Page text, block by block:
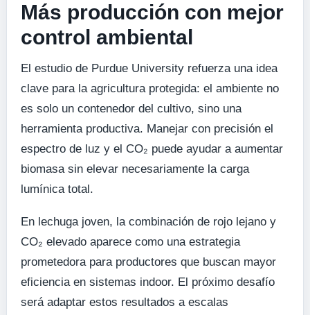
Más producción con mejor
control ambiental
El estudio de Purdue University refuerza una idea
clave para la agricultura protegida: el ambiente no
es solo un contenedor del cultivo, sino una
herramienta productiva. Manejar con precisión el
espectro de luz y el CO₂ puede ayudar a aumentar
biomasa sin elevar necesariamente la carga
lumínica total.
En lechuga joven, la combinación de rojo lejano y
CO₂ elevado aparece como una estrategia
prometedora para productores que buscan mayor
eficiencia en sistemas indoor. El próximo desafío
será adaptar estos resultados a escalas